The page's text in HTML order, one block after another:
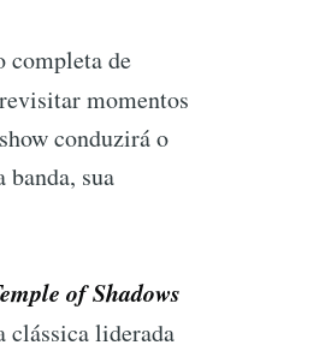
completa de
momentos
conduzirá o
sua
of Shadows
clássica liderada